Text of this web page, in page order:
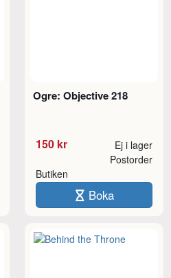
Ogre: Objective 218
150 kr Ej i lager
Butiken
Postorder
Boka